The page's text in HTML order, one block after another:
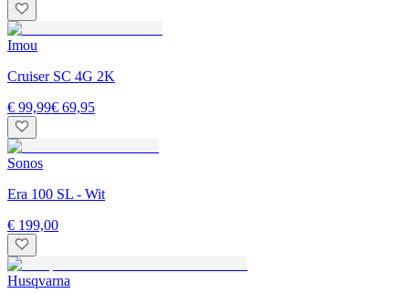
Imou
Cruiser SC 4G 2K
€ 99,99€ 69,95
Sonos
Era 100 SL - Wit
€ 199,00
Husqvarna